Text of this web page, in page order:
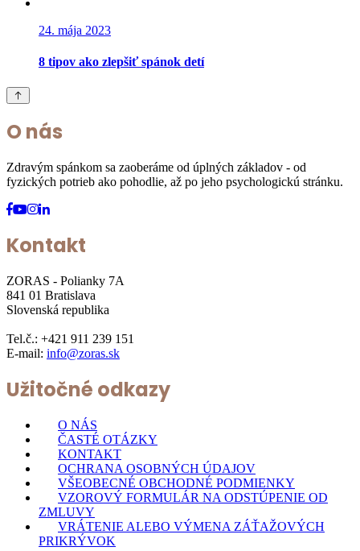
24. mája 2023
8 tipov ako zlepšiť spánok detí
O nás
Zdravým spánkom sa zaoberáme od úplných základov - od
fyzických potrieb ako pohodlie, až po jeho psychologickú stránku.
Kontakt
ZORAS - Polianky 7A
841 01 Bratislava
Slovenská republika
Tel.č.: +421 911 239 151
E-mail: info@zoras.sk
Užitočné odkazy
O NÁS
ČASTÉ OTÁZKY
KONTAKT
OCHRANA OSOBNÝCH ÚDAJOV
VŠEOBECNÉ OBCHODNÉ PODMIENKY
VZOROVÝ FORMULÁR NA ODSTÚPENIE OD
ZMLUVY
VRÁTENIE ALEBO VÝMENA ZÁŤAŽOVÝCH
PRIKRÝVOK